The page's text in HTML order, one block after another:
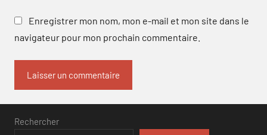
Enregistrer mon nom, mon e-mail et mon site dans le
navigateur pour mon prochain commentaire.
Rechercher